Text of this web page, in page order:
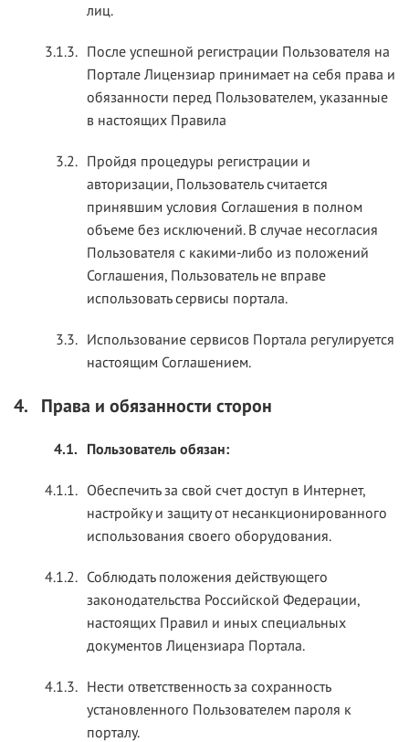
лиц.
3.1.3. После успешной регистрации Пользователя на
Портале Лицензиар принимает на себя права и
обязанности перед Пользователем, указанные
в настоящих Правила
3.2. Пройдя процедуры регистрации и
авторизации, Пользователь считается
принявшим условия Соглашения в полном
объеме без исключений. В случае несогласия
Пользователя с какими-либо из положений
Соглашения, Пользователь не вправе
использовать сервисы портала.
3.3. Использование сервисов Портала регулируется
настоящим Соглашением.
4. Права и обязанности сторон
4.1. Пользователь обязан:
4.1.1. Обеспечить за свой счет доступ в Интернет,
настройку и защиту от несанкционированного
использования своего оборудования.
4.1.2. Соблюдать положения действующего
законодательства Российской Федерации,
настоящих Правил и иных специальных
документов Лицензиара Портала.
4.1.3. Нести ответственность за сохранность
установленного Пользователем пароля к
порталу.